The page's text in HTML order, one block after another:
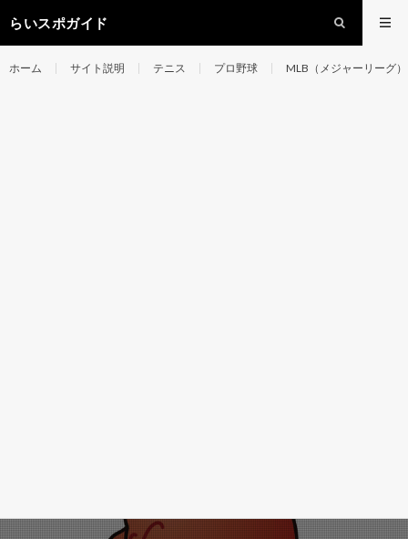
らいスポガイド
ホーム サイト説明 テニス プロ野球 MLB（メジャーリーグ）